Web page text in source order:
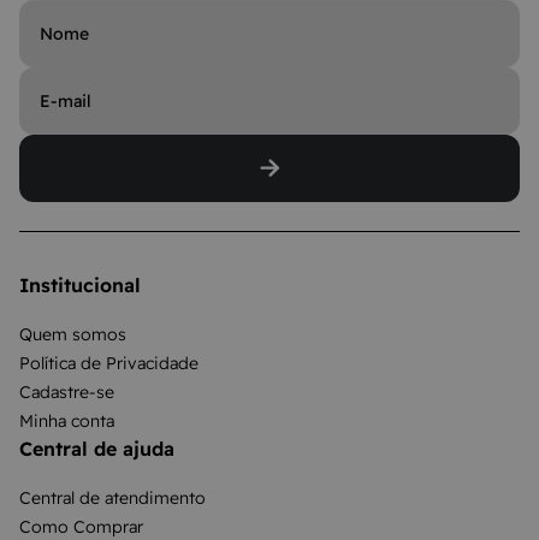
Institucional
Quem somos
Política de Privacidade
Cadastre-se
Minha conta
Central de ajuda
Central de atendimento
Como Comprar